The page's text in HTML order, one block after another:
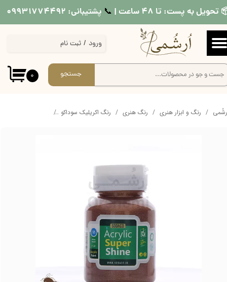
تحویل به پست: تا ۴۸ ساعت | 📞​​​​​​​ پشتیبانی: ۰۹۹۳۱۷۷۴۴۹۲
۰ جستجو
ورود / ثبت نام
حساب کاربری من
تغییر گذر واژه
سفارشات
رنگ و ابزار هنری رنگ هنری رنگ اکریلیک سوداکو